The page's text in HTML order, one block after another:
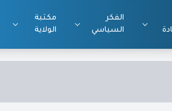
الفكر
السياسي
مكتبة
الولاية